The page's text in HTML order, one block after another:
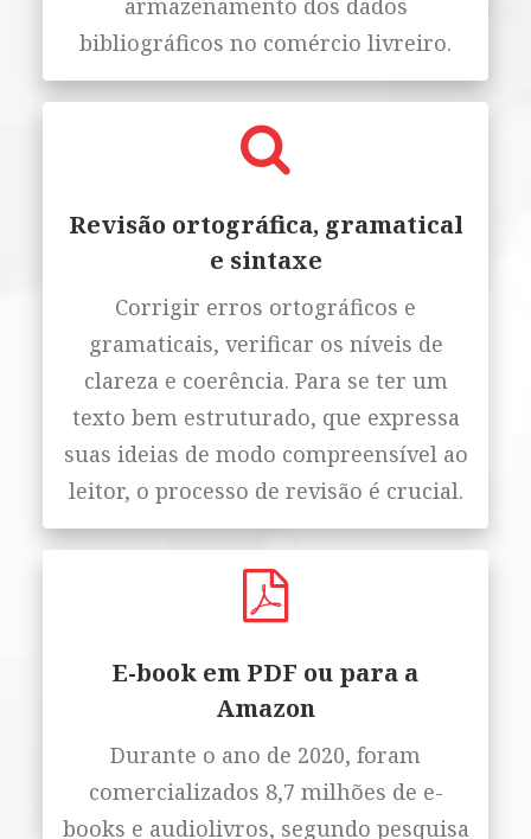
armazenamento dos dados
bibliográficos no comércio livreiro.
Revisão ortográfica, gramatical
e sintaxe
Corrigir erros ortográficos e
gramaticais, verificar os níveis de
clareza e coerência. Para se ter um
texto bem estruturado, que expressa
suas ideias de modo compreensível ao
leitor, o processo de revisão é crucial.
E-book em PDF ou para a
Amazon
Durante o ano de 2020, foram
comercializados 8,7 milhões de e-
books e audiolivros, segundo pesquisa